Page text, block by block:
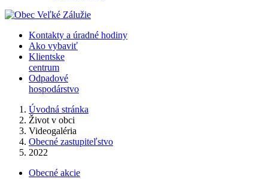
Kontakty a úradné hodiny
Ako vybaviť
Klientske
centrum
Odpadové
hospodárstvo
Úvodná stránka
Život v obci
Videogaléria
Obecné zastupiteľstvo
2022
Obecné akcie